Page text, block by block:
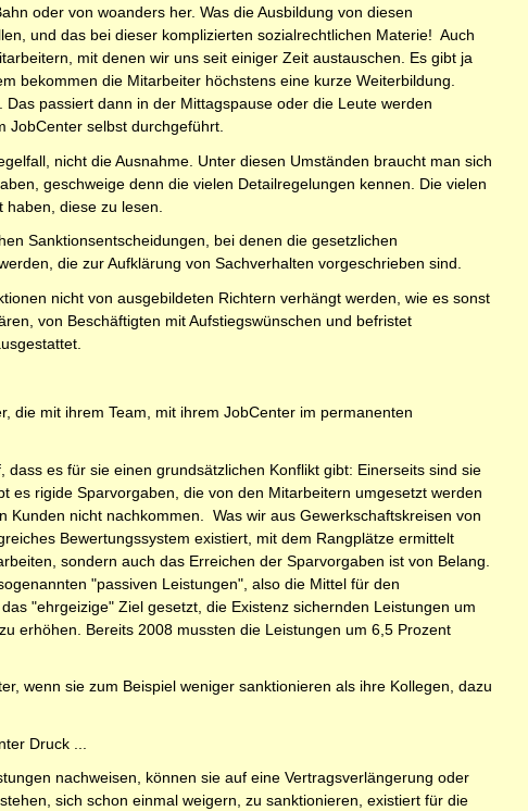
oder von woanders her. Was die Ausbildung von diesen
und das bei dieser komplizierten sozialrechtlichen Materie! Auch
mit denen wir uns seit einiger Zeit austauschen. Es gibt ja
bekommen die Mitarbeiter höchstens eine kurze Weiterbildung.
passiert dann in der Mittagspause oder die Leute werden
JobCenter selbst durchgeführt.
nicht die Ausnahme. Unter diesen Umständen braucht man sich
geschweige denn die vielen Detailregelungen kennen. Die vielen
diese zu lesen.
Sanktionsentscheidungen, bei denen die gesetzlichen
die zur Aufklärung von Sachverhalten vorgeschrieben sind.
nicht von ausgebildeten Richtern verhängt werden, wie es sonst
von Beschäftigten mit Aufstiegswünschen und befristet
die mit ihrem Team, mit ihrem JobCenter im permanenten
es für sie einen grundsätzlichen Konflikt gibt: Einerseits sind sie
es rigide Sparvorgaben, die von den Mitarbeitern umgesetzt werden
nicht nachkommen. Was wir aus Gewerkschaftskreisen von
Bewertungssystem existiert, mit dem Rangplätze ermittelt
sondern auch das Erreichen der Sparvorgaben ist von Belang.
"passiven Leistungen", also die Mittel für den
"ehrgeizige" Ziel gesetzt, die Existenz sichernden Leistungen um
erhöhen. Bereits 2008 mussten die Leistungen um 6,5 Prozent
wenn sie zum Beispiel weniger sanktionieren als ihre Kollegen, dazu
Druck ...
nachweisen, können sie auf eine Vertragsverlängerung oder
sich schon einmal weigern, zu sanktionieren, existiert für die